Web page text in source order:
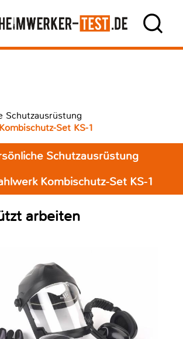
Schutzausrüstung
Set KS-1
Schutzausrüstung
Kombischutz-Set KS-1
arbeiten